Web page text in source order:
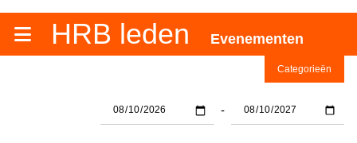
HRB leden Evenementen
Categorieën
-